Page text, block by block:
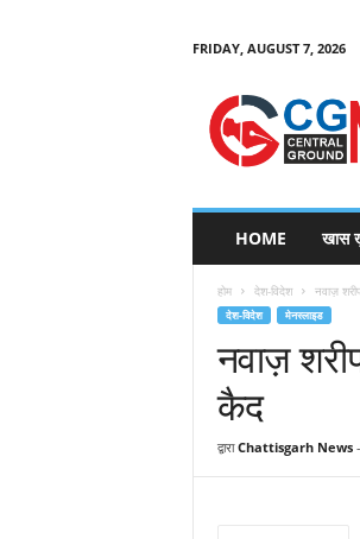
FRIDAY, AUGUST 7, 2026
C
HOME खास
होम देश-विदेश नवाज़
देश-विदेश मेनस्लाइड
नवाज़
कैद
द्वारा Chattisgarh News-